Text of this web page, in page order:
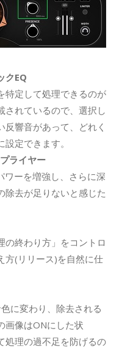
クEQ
特定して処理できるのが
されているので、選択し
響音があって、どれく
定できます。
ライヤー
ーを増強し、さらに深
除去が足りないと感じた
の終わり方」をコントロ
方(リリース)を自然に仕
に変わり、除去される
画像はONにした状
処理の過不足を防げるの